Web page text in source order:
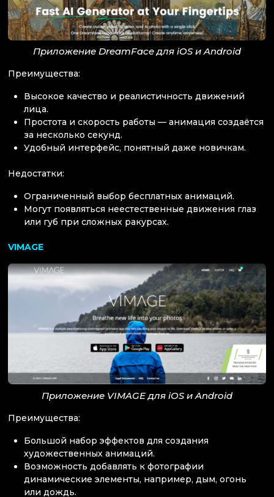
Приложение DreamFace для iOS и Android
Преимущества:
Высокое качество и реалистичность движений
лица.
Простота и скорость работы — анимация создаётся
за несколько секунд.
Удобный интерфейс, понятный даже новичкам.
Недостатки:
Ограниченный выбор бесплатных анимаций.
Могут появляться неестественные движения глаз
или губ при сложных ракурсах.
VIMAGE
Приложение VIMAGE для iOS и Android
Преимущества:
Большой набор эффектов для создания
художественных анимаций.
Возможность добавлять к фотографии
динамические элементы, например, дым, огонь
или дождь.